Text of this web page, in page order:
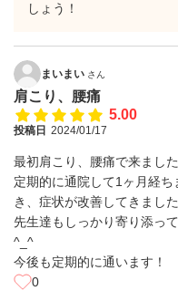
しょう！
まいまい さん
肩こり、腰痛
5.00
投稿日 2024/01/17
最初肩こり、腰痛で来ました
定期的に通院して1ヶ月経
き、症状が改善してきまし
先生達もしっかり寄り添っ
^_^
今後も定期的に通います！
0